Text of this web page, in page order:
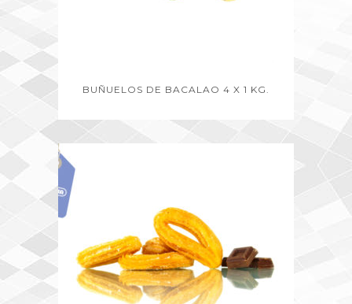
BUÑUELOS DE BACALAO 4 X 1 KG.